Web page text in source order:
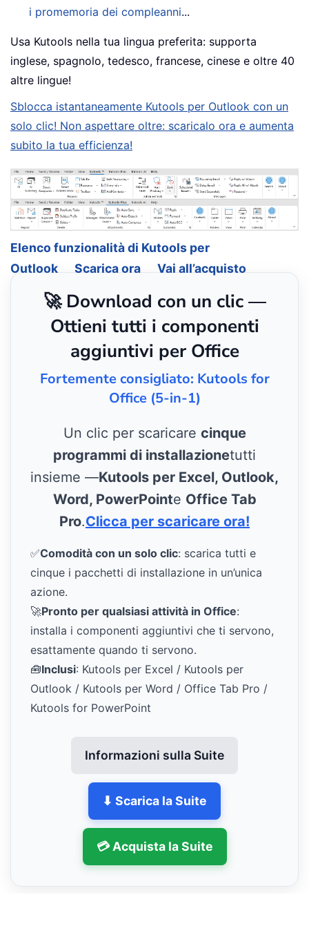
i promemoria dei compleanni...
Usa Kutools nella tua lingua preferita: supporta
inglese, spagnolo, tedesco, francese, cinese e oltre 40
altre lingue!
Sblocca istantaneamente Kutools per Outlook con un
solo clic! Non aspettare oltre: scaricalo ora e aumenta
subito la tua efficienza!
Elenco funzionalità di Kutools per
Outlook
Scarica ora Vai all’acquisto
🚀 Download con un clic —
Ottieni tutti i componenti
aggiuntivi per Office
Fortemente consigliato: Kutools for
Office (5-in-1)
Un clic per scaricare cinque
programmi di installazionetutti
insieme —Kutools per Excel, Outlook,
Word, PowerPointe Office Tab
Pro.Clicca per scaricare ora!
✅Comodità con un solo clic: scarica tutti e
cinque i pacchetti di installazione in un’unica
azione.
🚀Pronto per qualsiasi attività in Office:
installa i componenti aggiuntivi che ti servono,
esattamente quando ti servono.
🧰Inclusi: Kutools per Excel / Kutools per
Outlook / Kutools per Word / Office Tab Pro /
Kutools for PowerPoint
Informazioni sulla Suite
⬇ Scarica la Suite
💳 Acquista la Suite